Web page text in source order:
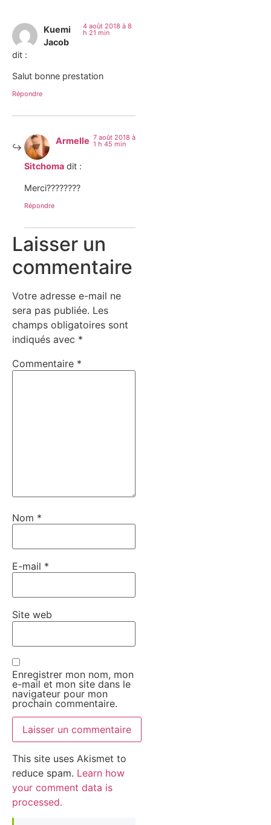
Kuemi
Jacob
dit :
4 août 2018 à 8
h 21 min
Salut bonne prestation
Répondre
Armelle
Sitchoma dit :
7 août 2018 à
1 h 45 min
Merci????????
Répondre
Laisser un
commentaire
Votre adresse e-mail ne
sera pas publiée. Les
champs obligatoires sont
indiqués avec *
Commentaire *
Nom *
E-mail *
Site web
Enregistrer mon nom, mon
e-mail et mon site dans le
navigateur pour mon
prochain commentaire.
This site uses Akismet to
reduce spam. Learn how
your comment data is
processed.